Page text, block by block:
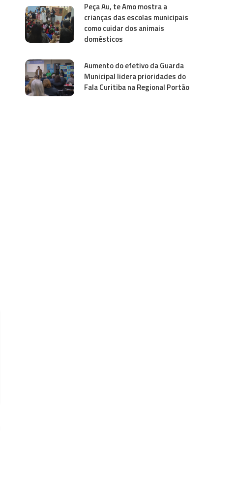
Peça Au, te Amo mostra a
crianças das escolas municipais
como cuidar dos animais
domésticos
Aumento do efetivo da Guarda
Municipal lidera prioridades do
Fala Curitiba na Regional Portão